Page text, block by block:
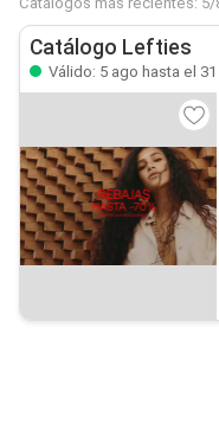
Catálogo Lefties
Válido: 5 ago hasta el